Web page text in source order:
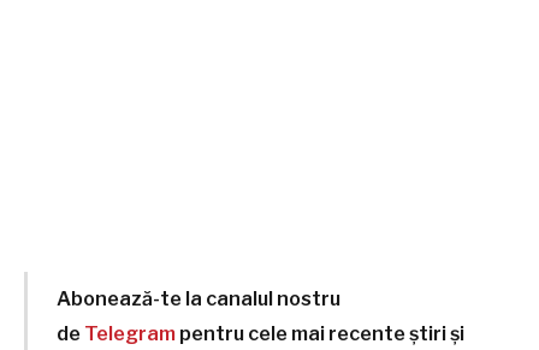
Abonează-te la canalul nostru
de Telegram pentru cele mai recente știri și